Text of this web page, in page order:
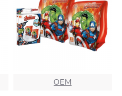
OEM